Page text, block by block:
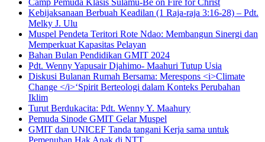
Kebijaksanaan Berbuah Keadilan (1 Raja-raja 3:16-28) – Pdt.
Melky J. Ulu
Muspel Pendeta Teritori Rote Ndao: Membangun Sinergi dan
Memperkuat Kapasitas Pelayan
Bahan Bulan Pendidikan GMIT 2024
Pdt. Wenny Yapusair Djahimo- Maahuri Tutup Usia
Diskusi Bulanan Rumah Bersama: Merespons <i>Climate
Change </i>‘Spirit Berteologi dalam Konteks Perubahan
Iklim
Turut Berdukacita: Pdt. Wenny Y. Maahury
Pemuda Sinode GMIT Gelar Muspel
GMIT dan UNICEF Tanda tangani Kerja sama untuk
Pemenuhan Hak Anak di NTT